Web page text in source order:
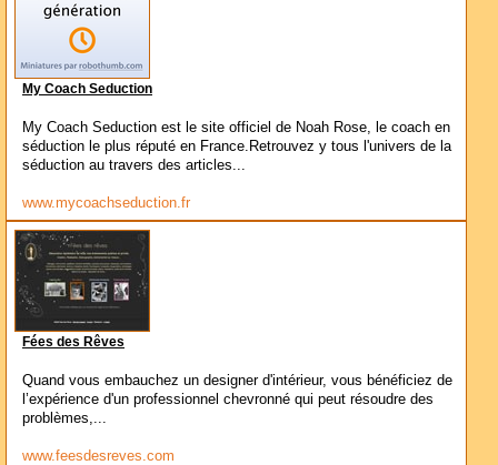
My Coach Seduction
My Coach Seduction est le site officiel de Noah Rose, le coach en
séduction le plus réputé en France.Retrouvez y tous l'univers de la
séduction au travers des articles...
www.mycoachseduction.fr
Fées des Rêves
Quand vous embauchez un designer d'intérieur, vous bénéficiez de
l’expérience d'un professionnel chevronné qui peut résoudre des
problèmes,...
www.feesdesreves.com